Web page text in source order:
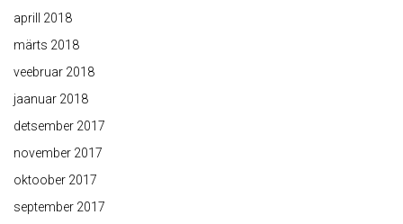
aprill 2018
märts 2018
veebruar 2018
jaanuar 2018
detsember 2017
november 2017
oktoober 2017
september 2017